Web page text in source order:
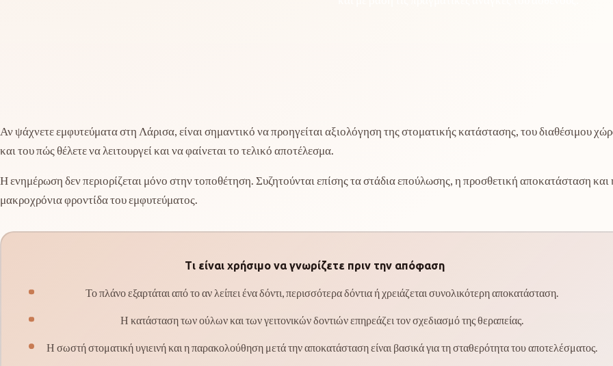
Αν ψάχνετε εμφυτεύματα στη Λάρισα, είναι σημαντικό να προηγείται αξιολόγηση της στοματικής κατάστασης, του διαθέσιμου
και του πώς θέλετε να λειτουργεί και να φαίνεται το τελικό αποτέλεσμα.
Η ενημέρωση δεν περιορίζεται μόνο στην τοποθέτηση. Συζητούνται επίσης τα στάδια επούλωσης, η προσθετική αποκατάσταση και
μακροχρόνια φροντίδα του εμφυτεύματος.
Τι είναι χρήσιμο να γνωρίζετε πριν την απόφαση
Το πλάνο εξαρτάται από το αν λείπει ένα δόντι, περισσότερα δόντια ή χρειάζεται συνολικότερη αποκατάσταση.
Η κατάσταση των ούλων και των γειτονικών δοντιών επηρεάζει τον σχεδιασμό της θεραπείας.
Η σωστή στοματική υγιεινή και η παρακολούθηση μετά την αποκατάσταση είναι βασικά για τη σταθερότητα του αποτελέσματος.